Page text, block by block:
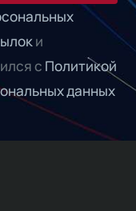
и
с Политикой
данных